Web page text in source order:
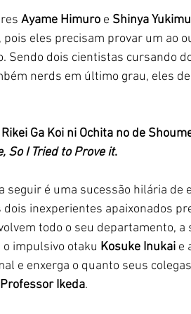
Ayame Himuro e Shinya
eles precisam provar um ao
Sendo dois cientistas cursando
nerds em último grau, eles
Rikei Ga Koi ni Ochita no de
So I Tried to Prove it.
seguir é uma sucessão hilária
dois inexperientes apaixonados
todo o seu departamento, a
o impulsivo otaku Kosuke Inukai e
e enxerga o quanto seus
Professor Ikeda.